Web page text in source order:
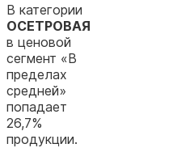
В категории
ОСЕТРОВАЯ
в ценовой
сегмент «В
пределах
средней»
попадает
26,7%
продукции.